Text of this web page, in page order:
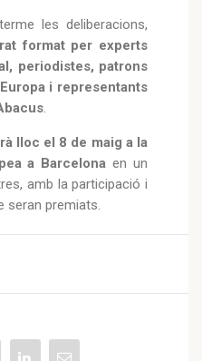
les deliberacions,
format per experts
periodistes, patrons
i representants
.
lloc el 8 de maig a la
a Barcelona en un
amb la participació i
seran premiats.